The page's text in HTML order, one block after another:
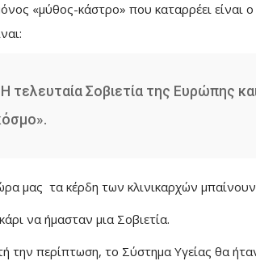
«μύθος-κάστρο» που καταρρέει είναι
τελευταία Σοβιετία της Ευρώπης
μας τα κέρδη των κλινικαρχών
να ήμασταν μια Σοβιετία.
την περίπτωση, το Σύστημα Υγείας θα